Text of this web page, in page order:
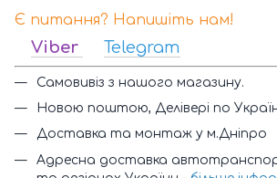
Є питання? Напишіть нам!
Viber Telegram
Самовивіз з нашого магазину.
Новою поштою, Делівері по
Доставка та монтаж у м.Дніпро
Адресна доставка